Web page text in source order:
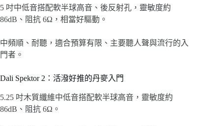
5 吋中低音搭配軟半球高音、後反射孔，靈敏度約
86dB、阻抗 6Ω，相當好驅動。
中頻順、耐聽，適合預算有限、主要聽人聲與流行的入
門者。
Dali Spektor 2：活潑好推的丹麥入門
5.25 吋木質纖維中低音搭配軟半球高音，靈敏度約
86dB、阻抗 6Ω。